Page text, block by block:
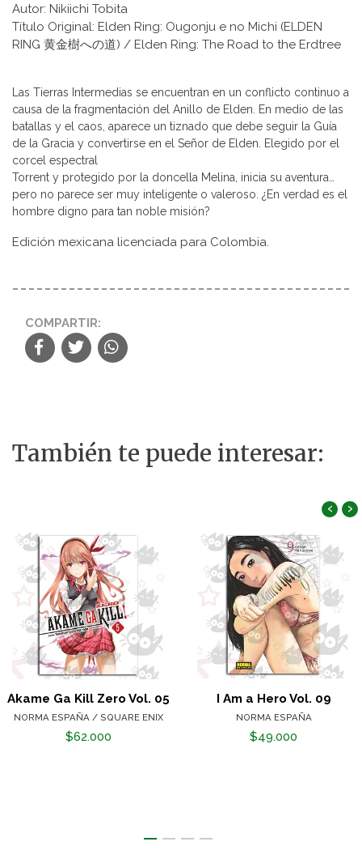
Autor: Nikiichi Tobita
Título Original: Elden Ring: Ougonju e no Michi (ELDEN
RING 黄金樹への道) / Elden Ring: The Road to the Erdtree
Las Tierras Intermedias se encuentran en un conflicto continuo a
causa de la fragmentación del Anillo de Elden. En medio de las
batallas y el caos, aparece un tiznado que debe seguir la Guía
de la Gracia y convertirse en el Señor de Elden. Elegido por el
corcel espectral
Torrent y protegido por la doncella Melina, inicia su aventura…
pero no parece ser muy inteligente o valeroso. ¿En verdad es el
hombre digno para tan noble misión?
Edición mexicana licenciada para Colombia.
COMPARTIR:
También te puede interesar:
Akame Ga Kill Zero Vol. 05
NORMA ESPAÑA / SQUARE ENIX
$62.000
I Am a Hero Vol. 09
NORMA ESPAÑA
$49.000
‹ ›